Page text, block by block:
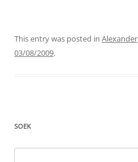
This entry was posted in Alexander
03/08/2009.
SOEK